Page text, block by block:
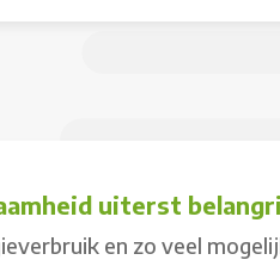
uiterst
en zo veel